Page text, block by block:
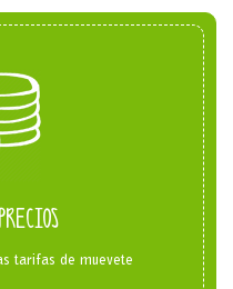
tarifas de muevete